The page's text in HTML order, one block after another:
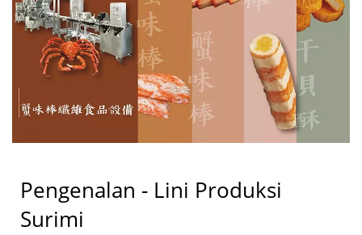
Pengenalan - Lini Produksi
Surimi